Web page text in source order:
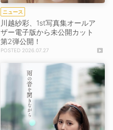
ニュース
川越紗彩、1st写真集オールア
ザー電子版から未公開カット
第2弾公開！
2026.07.27